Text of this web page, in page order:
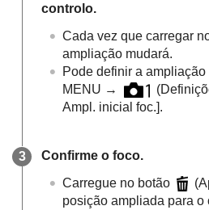
controlo.
Cada vez que carregar
ampliação mudará.
Pode definir a
MENU → (
Ampl. inicial foc.].
Confirme o foco.
Carregue no botão
posição ampliada para o